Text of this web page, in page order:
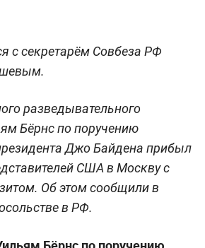
с секретарём Совбеза РФ
разведывательного
Бёрнс по поручению
Джо Байдена прибыл
США в Москву с
Об этом сообщили в
в РФ.